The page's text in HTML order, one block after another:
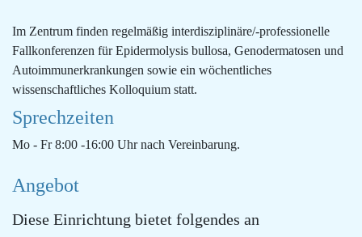
Im Zentrum finden regelmäßig interdisziplinäre/-professionelle
Fallkonferenzen für Epidermolysis bullosa, Genodermatosen und
Autoimmunerkrankungen sowie ein wöchentliches
wissenschaftliches Kolloquium statt.
Sprechzeiten
Mo - Fr 8:00 -16:00 Uhr nach Vereinbarung.
Angebot
Diese Einrichtung bietet folgendes an